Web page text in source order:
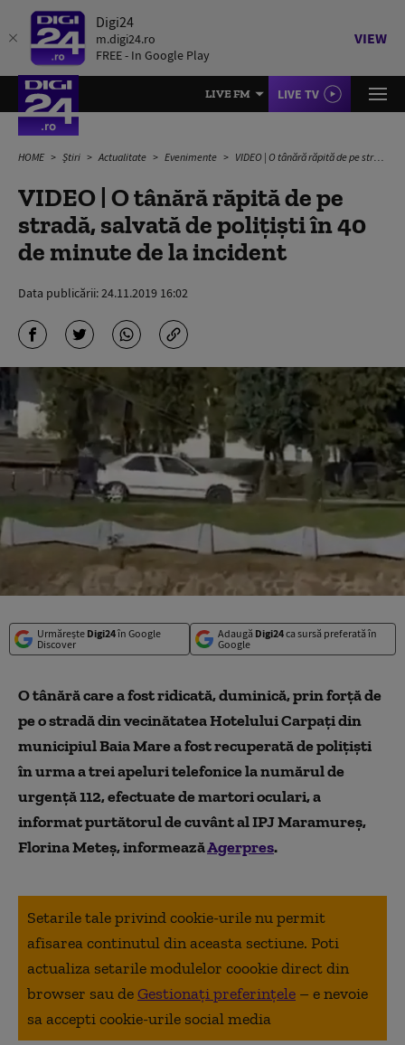
Digi24
m.digi24.ro
FREE - In Google Play
VIEW
LIVE FM LIVE TV
HOME Știri Actualitate Evenimente VIDEO | O tânără răpită de pe stradă, salvată de poliţişti în 40 de minute de la incident
VIDEO | O tânără răpită de pe
stradă, salvată de poliţişti în 40
de minute de la incident
Data publicării:24.11.2019 16:02
Urmărește Digi24în Google
Discover
Adaugă Digi24ca sursă preferată în
Google
O tânără care a fost ridicată, duminică, prin forţă de
pe o stradă din vecinătatea Hotelului Carpaţi din
municipiul Baia Mare a fost recuperată de poliţişti
în urma a trei apeluri telefonice la numărul de
urgenţă 112, efectuate de martori oculari, a
informat purtătorul de cuvânt al IPJ Maramureş,
Florina Meteş, informeazăAgerpres.
Setarile tale privind cookie-urile nu permit
afisarea continutul din aceasta sectiune. Poti
actualiza setarile modulelor coookie direct din
browser sau deGestionați preferințele – e nevoie
sa accepti cookie-urile social media